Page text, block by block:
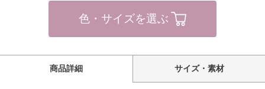
色・サイズを選ぶ
商品詳細 サイズ・素材